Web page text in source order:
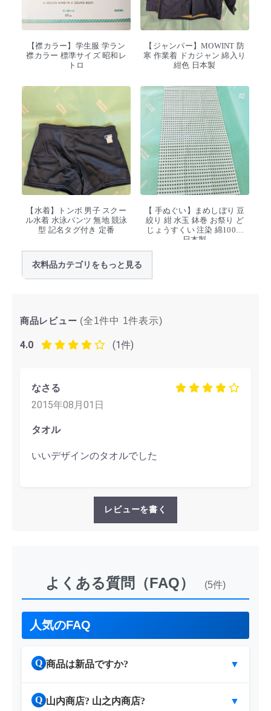
【襟カラー】学生服 学ラン
襟カラー 標準サイズ 昭和レ
トロ
【ジャンパー】MOWINT 防
寒 作業着 ドカジャン 綿入り
紺色 日本製
【水着】トンボ 男子 スクー
ル水着 水泳パンツ 無地 競泳
型 記名タグ付き 定番
【 手ぬぐい】まめしぼり 豆
絞り 紺 水玉 鉢巻 お祭り ど
じょうすくい 注染 綿100%
日本製
衣料品カテゴリをもっと見る
商品レビュー (全1件中 1件表示)
4.0 (1件)
なさる
2015年08月01日
タオル
いいデザインのタオルでした
レビューを書く
よくある質問（FAQ） (5件)
人気のFAQ
Q 商品は新品ですか? ▼
Q 山内商店? 山之内商店? ▼